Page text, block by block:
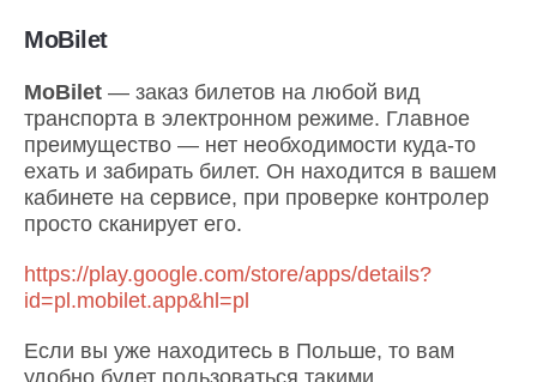
MoBilet
MoBilet — заказ билетов на любой вид
транспорта в электронном режиме. Главное
преимущество — нет необходимости куда-то
ехать и забирать билет. Он находится в вашем
кабинете на сервисе, при проверке контролер
просто сканирует его.
https://play.google.com/store/apps/details?
id=pl.mobilet.app&hl=pl
Если вы уже находитесь в Польше, то вам
удобно будет пользоваться такими